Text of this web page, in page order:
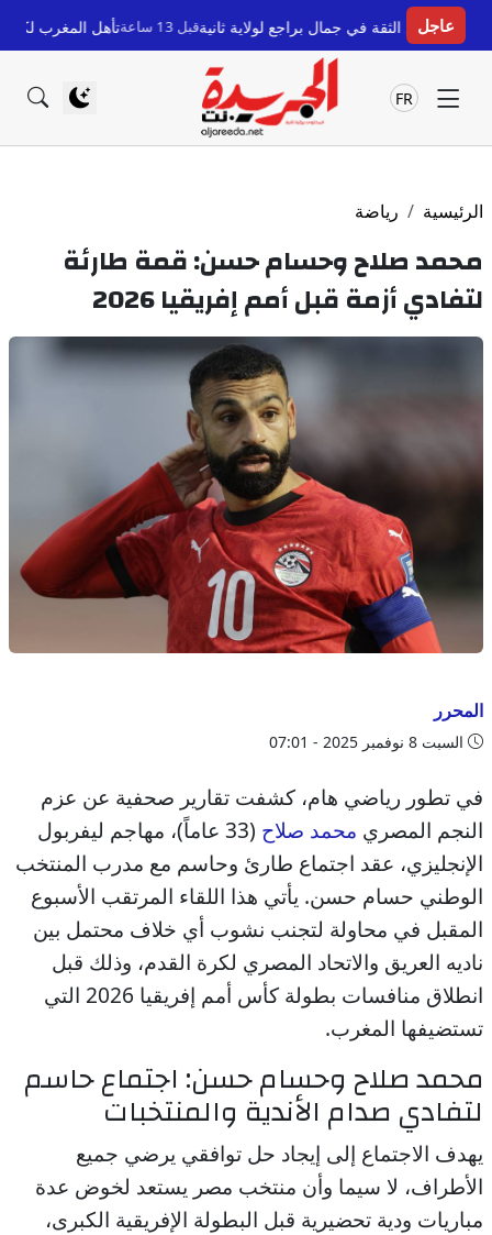
عاجل
في جمال براجع لولاية ثانية قبل 13 ساعة تأهل المغرب لكأس العالم
FR
الرئيسية رياضة
محمد صلاح وحسام حسن: قمة طارئة
لتفادي أزمة قبل أمم إفريقيا 2026
المحرر
السبت 8 نوفمبر 2025 - 07:01
في تطور رياضي هام، كشفت تقارير صحفية عن عزم
النجم المصري محمد صلاح
(33 عاماً)، مهاجم ليفربول
الإنجليزي، عقد اجتماع طارئ وحاسم مع مدرب المنتخب
الوطني حسام حسن. يأتي هذا اللقاء المرتقب الأسبوع
المقبل في محاولة لتجنب نشوب أي خلاف محتمل بين
ناديه العريق والاتحاد المصري لكرة القدم، وذلك قبل
انطلاق منافسات بطولة كأس أمم إفريقيا 2026 التي
تستضيفها المغرب.
محمد صلاح وحسام حسن: اجتماع حاسم
لتفادي صدام الأندية والمنتخبات
يهدف الاجتماع إلى إيجاد حل توافقي يرضي جميع
الأطراف، لا سيما وأن منتخب مصر يستعد لخوض عدة
مباريات ودية تحضيرية قبل البطولة الإفريقية الكبرى،